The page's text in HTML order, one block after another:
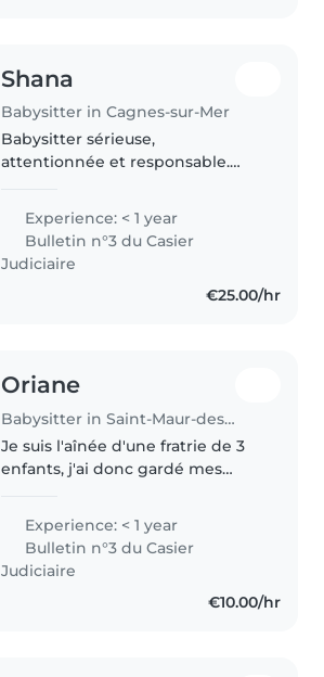
Shana
Babysitter in Cagnes-sur-Mer
Babysitter sérieuse,
attentionnée et responsable.
proposer des activités adaptées
à leur âge et veiller à leur
sécurité. À l'écoute des parents
Experience: < 1 year
Bulletin n°3 du Casier
Judiciaire
€25.00/hr
Oriane
Babysitter in Saint-Maur-des-Fossés
Je suis l'aînée d'une fratrie de 3
enfants, j'ai donc gardé mes
âge. En parallèle de cela je suis
en études et sportive de haut
niveau. Je cherche à mettre..
Experience: < 1 year
Bulletin n°3 du Casier
Judiciaire
€10.00/hr